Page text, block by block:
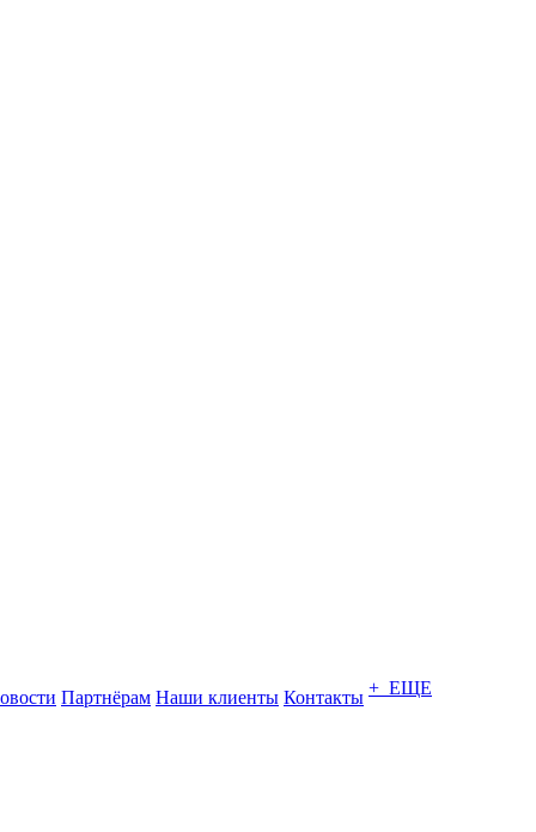
Партнёрам Наши клиенты Контакты + ЕЩЕ